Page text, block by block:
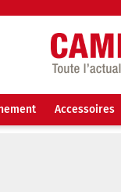
Accessoires